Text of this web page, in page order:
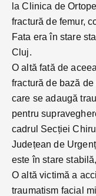
la Clinica de
fractură de femur,
Fata era în stare
Cluj.
O altă fată de
fractură de bază
care se adaugă
pentru
cadrul Secției
Județean de
este în stare
O altă victimă a
traumatism facial